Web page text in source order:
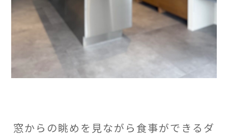
窓からの眺めを見ながら食事ができるダ